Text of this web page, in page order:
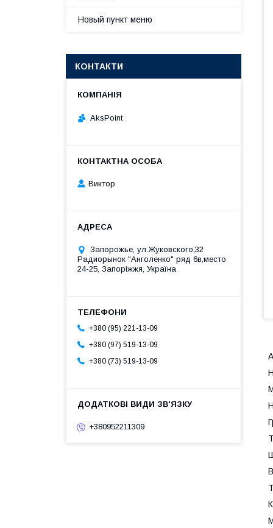
Новый пункт меню
КОНТАКТИ
AksPoint
Виктор
Запорожье, ул.Жуковского,32
Радиорынок "Анголенко" ряд 6в,место
24-25, Запоріжжя, Україна
+380 (95) 221-13-09
+380 (97) 519-13-09
+380 (73) 519-13-09
+380952211309